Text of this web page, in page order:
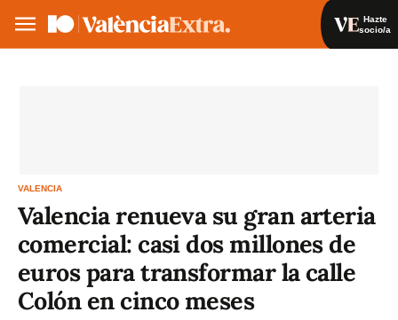
Hazte
socio/a
VALENCIA
Valencia renueva su gran arteria
comercial: casi dos millones de
euros para transformar la calle
Colón en cinco meses